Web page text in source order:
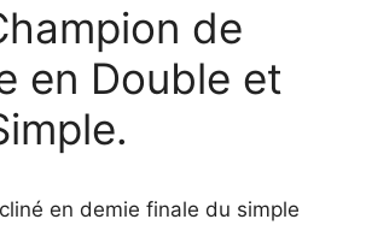
de
en Double et
en demie finale du simple